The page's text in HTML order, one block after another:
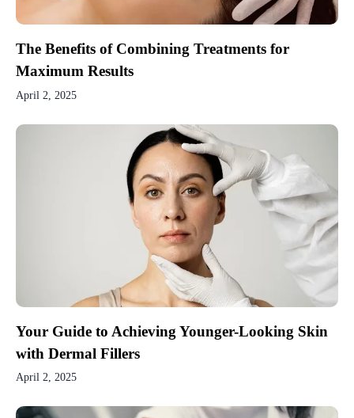
The Benefits of Combining Treatments for
Maximum Results
April 2, 2025
Your Guide to Achieving Younger-Looking Skin
with Dermal Fillers
April 2, 2025